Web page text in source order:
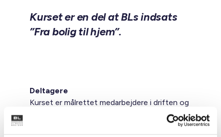
Kurset er en del at BLs indsats
”Fra bolig til hjem”.
Deltagere
Kurset er målrettet medarbejdere i driften og
beboerkontakt samt deres nærmeste ledere.